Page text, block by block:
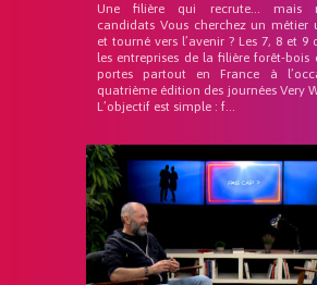
Une filière qui recrute… mais
candidats Vous cherchez un métier
et tourné vers l’avenir ? Les 7, 8 et 9
les entreprises de la filière forêt-bois
portes partout en France à
quatrième édition des journées Very
L’objectif est simple : f...